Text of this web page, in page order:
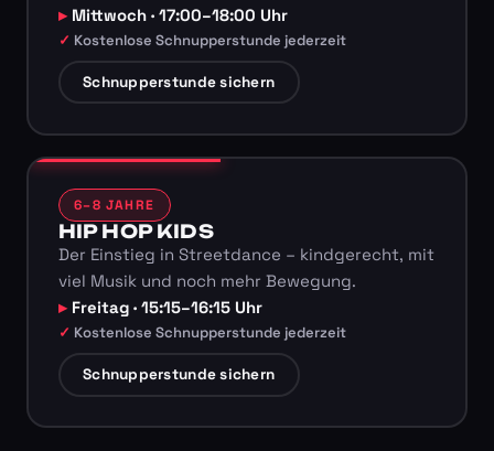
Mittwoch · 17:00–18:00 Uhr
Kostenlose Schnupperstunde jederzeit
Schnupperstunde sichern
6–8 JAHRE
HIP HOP KIDS
Der Einstieg in Streetdance – kindgerecht, mit
viel Musik und noch mehr Bewegung.
Freitag · 15:15–16:15 Uhr
Kostenlose Schnupperstunde jederzeit
Schnupperstunde sichern